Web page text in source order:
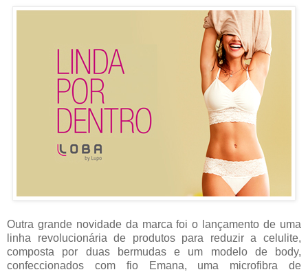
Outra grande novidade da marca foi o lançamento de uma
linha revolucionária de produtos para reduzir a celulite,
composta por duas bermudas e um modelo de body,
confeccionados com fio Emana, uma microfibra de